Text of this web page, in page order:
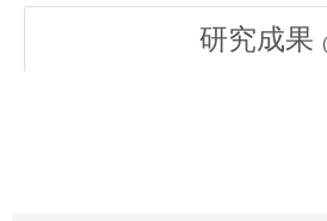
研究成果 (